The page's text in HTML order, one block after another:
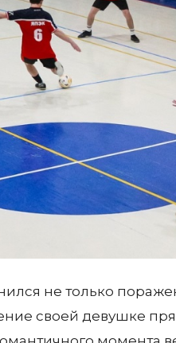
не только
своей девушке